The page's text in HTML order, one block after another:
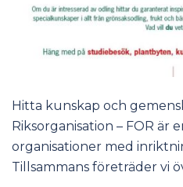
Hitta kunskap och
Riksorganisation – FOR är
organisationer med
Tillsammans företräder vi